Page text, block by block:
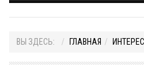
ВЫ ЗДЕСЬ: ГЛАВНАЯ